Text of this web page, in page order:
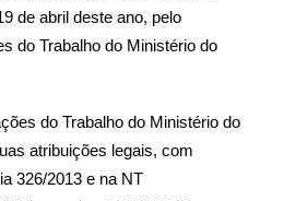
de abril deste ano, pelo
do Trabalho do Ministério do
do Trabalho do Ministério do
atribuições legais, com
326/2013 e na NT